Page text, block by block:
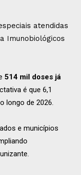
atendidas
Imunobiológicos
514 mil doses já
é que 6,1
longo de 2026.
e municípios